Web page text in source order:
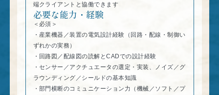
端クライアントと協働できます
必要な能力・経験
＜必須＞
・産業機器／装置の電気設計経験（回路・配線・制御い
ずれかの実務）
・回路図／配線図の読解とCADでの設計経験
・センサー／アクチュエータの選定・実装、ノイズ／グ
ラウンディング／シールドの基本知識
・部門横断のコミュニケーション力（機械／ソフト／プ